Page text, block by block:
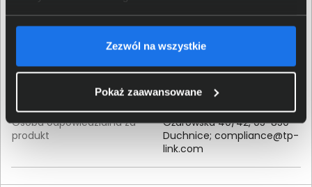
Zezwól na wszystkie
Pokaż zaawansowane
Ożarowska 40/42, 05-850
link.com
Osoba odpowiedzialna za
produkt
TP-LINK POLSKA Sp. z.o.o.;
Ożarowska 40/42, 05-850
Duchnice; compliance@tp-
link.com